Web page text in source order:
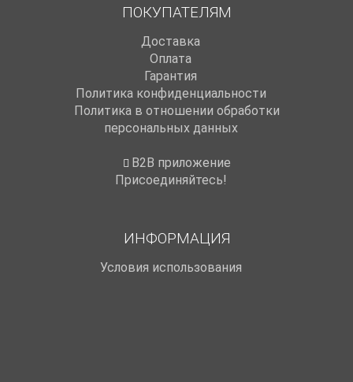
ПОКУПАТЕЛЯМ
Доставка
Оплата
Гарантия
Политика конфиденциальности
Политика в отношении обработки
персональных данных
B2B приложение
Присоединяйтесь!
ИНФОРМАЦИЯ
Условия использования